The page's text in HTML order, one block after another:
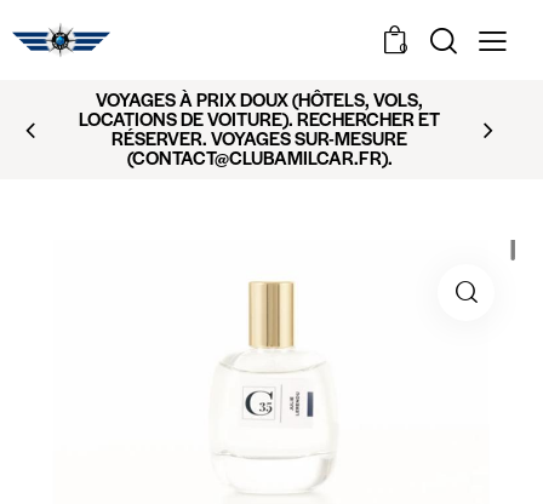
0
VOYAGES À PRIX DOUX (HÔTELS, VOLS,
LOCATIONS DE VOITURE). RECHERCHER ET
RÉSERVER. VOYAGES SUR-MESURE
(CONTACT@CLUBAMILCAR.FR).